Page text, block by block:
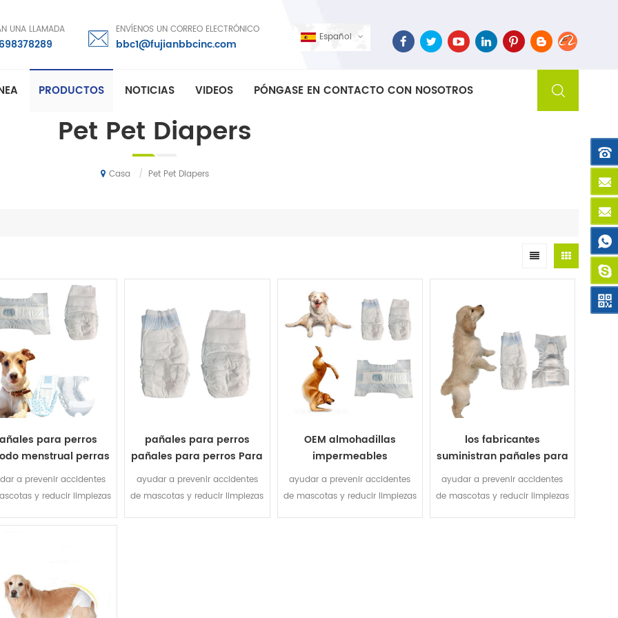
Español
UNA LLAMADA ENVÍENOS UN CORREO ELECTRÓNICO
bbc1@fujianbbcinc.com
PRODUCTOS NOTICIAS VIDEOS PÓNGASE EN CONTACTO CON NOSOTROS
Pet Pet Diapers
Casa / Pet Pet Diapers
para perros
menstrual perras
mascotas pañales
especiales
a prevenir accidentes
y reducir limpiezas
pañales para perros
pañales para perros Para
mierda
ayudar a prevenir accidentes
de mascotas y reducir limpiezas
OEM almohadillas
impermeables
desechables del perrito
del pañal del animal
doméstico del
entrenamiento del mejor
ayudar a prevenir accidentes
de mascotas y reducir limpiezas
los fabricantes
suministran pañales para
mascotas pantalones
menstruales para perros
pantalones fisiológicos
para perros pañales para
ayudar a prevenir accidentes
de mascotas y reducir limpiezas